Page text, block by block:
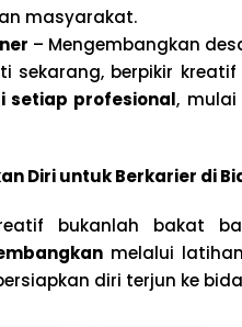
masyarakat.
– Mengembangkan
sekarang, berpikir
setiap profesional,
Diri untuk Berkarier di
bukanlah bakat
melalui
diri terjun ke